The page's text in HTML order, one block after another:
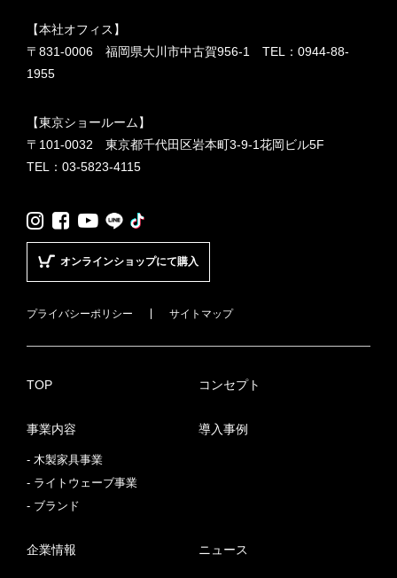
【本社オフィス】
〒831-0006 福岡県大川市中古賀956-1 TEL： 0944-88-
1955
【東京ショールーム】
〒101-0032 東京都千代田区岩本町3-9-1花岡ビル5F
TEL： 03-5823-4115
Instagram
Facebook
YouTube
LINE
オンラインショップにて購入
プライバシーポリシー サイトマップ
TOP コンセプト
事業内容
木製家具事業
ライトウェーブ事業
ブランド
導入事例
企業情報 ニュース